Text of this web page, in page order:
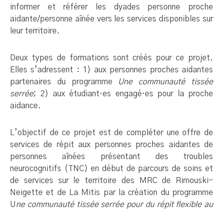
informer et référer les dyades personne proche
aidante/personne aînée vers les services disponibles sur
leur territoire.
Deux types de formations sont créés pour ce projet.
Elles s’adressent : 1) aux personnes proches aidantes
partenaires du programme Une communauté tissée
serrée; 2) aux étudiant·es engagé·es pour la proche
aidance.
L’objectif de ce projet est de compléter une offre de
services de répit aux personnes proches aidantes de
personnes aînées présentant des troubles
neurocognitifs (TNC) en début de parcours de soins et
de services sur le territoire des MRC de Rimouski-
Neigette et de La Mitis par la création du programme
Une communauté tissée serrée pour du répit flexible au